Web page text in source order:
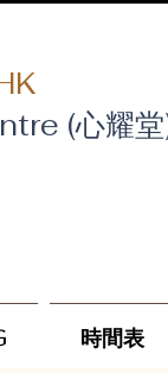
(心耀
時間表